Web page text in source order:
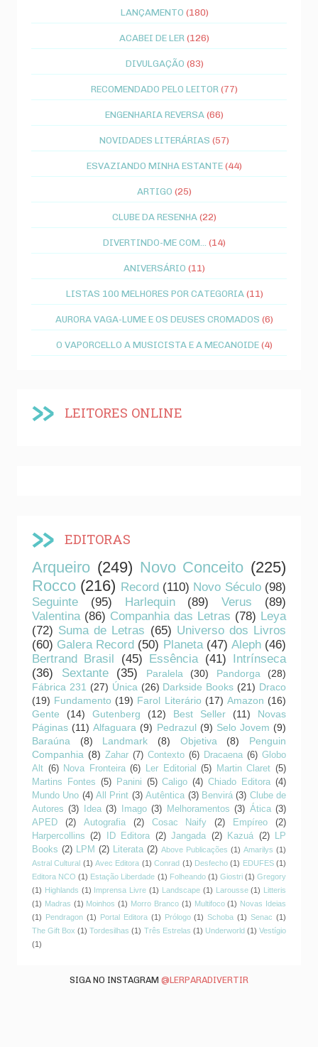
LANÇAMENTO (180)
ACABEI DE LER (126)
DIVULGAÇÃO (83)
RECOMENDADO PELO LEITOR (77)
ENGENHARIA REVERSA(66)
NOVIDADES LITERÁRIAS (57)
ESVAZIANDO MINHA ESTANTE(44)
ARTIGO (25)
CLUBE DA RESENHA(22)
DIVERTINDO-ME COM... (14)
ANIVERSÁRIO (11)
LISTAS 100 MELHORES POR CATEGORIA (11)
AURORA VAGA-LUME E OS DEUSES CROMADOS (6)
O VAPORCELLO A MUSICISTA E A MECANOIDE(4)
LEITORES ONLINE
EDITORAS
Arqueiro (249) Novo Conceito (225)
Rocco (216) Record (110) Novo Século (98)
Seguinte
(95) Harlequin (89) Verus
(89)
Valentina (86) Companhia das Letras (78) Leya
(72) Suma de Letras (65) Universo dos Livros
(60) Galera Record (50) Planeta (47) Aleph (46)
Bertrand Brasil
(45) Essência (41) Intrínseca
(36)
Sextante (35) Paralela (30) Pandorga
(28)
Fábrica 231 (27) Única (26) Darkside Books (21) Draco
(19) Fundamento (19) Farol Literário (17) Amazon (16)
Gente
(14) Gutenberg (12) Best Seller (11)
Novas
Páginas (11) Alfaguara (9) Pedrazul (9) Selo Jovem (9)
Baraúna
(8) Landmark (8) Objetiva (8)
Penguin
Companhia (8) Zahar (7) Contexto (6) Dracaena (6) Globo
Alt (6) Nova Fronteira (6) Ler Editorial (5) Martin Claret (5)
Martins Fontes (5) Panini (5) Caligo (4) Chiado Editora (4)
Mundo Uno (4) All Print (3) Autêntica (3) Benvirá (3) Clube de
Autores (3) Idea (3) Imago (3) Melhoramentos (3) Ática (3)
APED
(2) Autografia (2) Cosac Naify (2) Empíreo
(2)
Harpercollins
(2) ID Editora (2) Jangada (2) Kazuá (2)
LP
Books (2) LPM (2) Literata (2) Above Publicações (1) Amarilys (1)
Astral Cultural (1) Avec Editora (1) Conrad (1) Desfecho (1) EDUFES (1)
Editora NCO (1) Estação Liberdade (1) Folheando (1) Giostri (1) Gregory
(1) Highlands (1) Imprensa Livre (1) Landscape (1) Larousse (1) Litteris
(1) Madras (1) Moinhos (1) Morro Branco (1) Multifoco (1) Novas Ideias
(1) Pendragon (1) Portal Editora (1) Prólogo (1) Schoba (1) Senac (1)
The Gift Box (1) Tordesilhas (1) Três Estrelas (1) Underworld (1) Vestígio
(1)
SIGA NO INSTAGRAM @LERPARADIVERTIR